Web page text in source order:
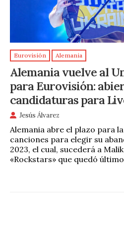
Eurovisión Alemania
Alemania vuelve al
para Eurovisión:
candidaturas para
Jesús Álvarez
Alemania abre el plazo para
canciones para elegir su
2023, el cual, sucederá a
«Rockstars» que quedó